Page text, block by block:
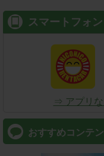
スマートフォン
⇒ アプリな
おすすめコンテ